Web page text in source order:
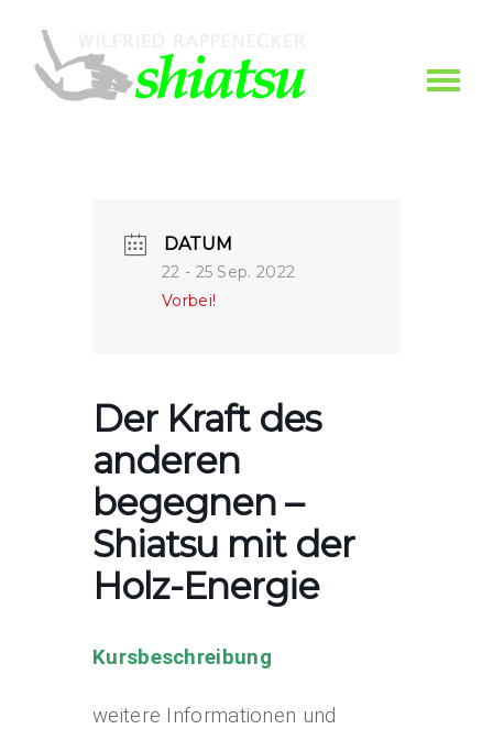
DATUM
22 - 25 Sep. 2022
Vorbei!
Der Kraft des
anderen
begegnen –
Shiatsu mit der
Holz-Energie
Kursbeschreibung
weitere Informationen und